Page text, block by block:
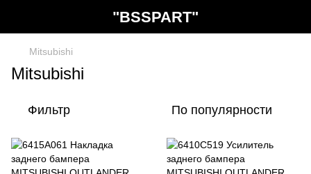
"BSSPART"
Mitsubishi
Mitsubishi
Фильтр По популярности